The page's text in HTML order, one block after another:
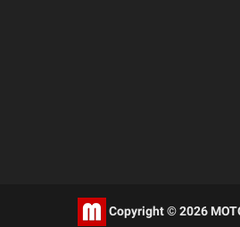
Copyright © 2026